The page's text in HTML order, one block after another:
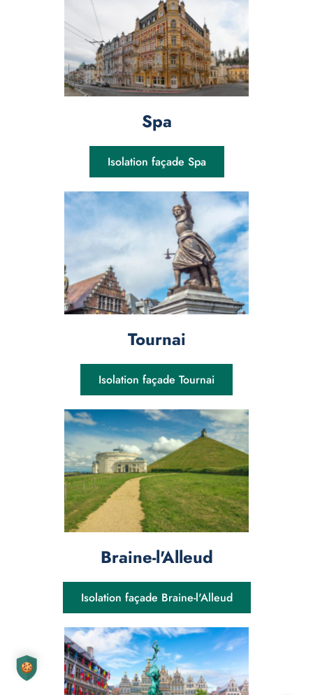
Spa
Isolation façade Spa
Tournai
Isolation façade Tournai
Braine-l'Alleud
Isolation façade Braine-l'Alleud